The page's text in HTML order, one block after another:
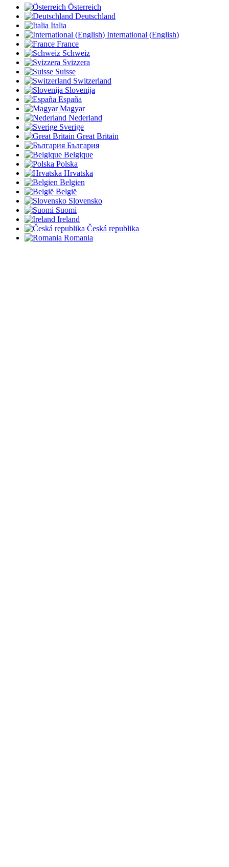
Österreich
Deutschland
Italia
International (English)
France
Schweiz
Svizzera
Suisse
Switzerland
Slovenija
España
Magyar
Nederland
Sverige
Great Britain
България
Belgique
Polska
Hrvatska
Belgien
België
Slovensko
Suomi
Ireland
Česká republika
Romania